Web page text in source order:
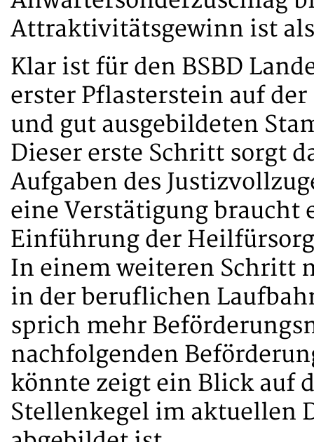
Attraktivitätsgewinn ist
Klar ist für den BSBD
erster Pflasterstein auf
und gut ausgebildeten
Dieser erste Schritt sorgt
Aufgaben des
eine Verstätigung braucht
Einführung der
In einem weiteren Schritt
in der beruflichen
sprich mehr
nachfolgenden
könnte zeigt ein Blick auf
Stellenkegel im aktuellen